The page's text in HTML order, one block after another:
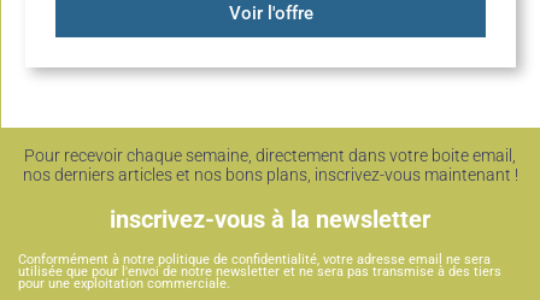
Voir l'offre
inscrivez-vous à la newsletter
Conformément à notre politique de confidentialité, votre adresse email ne sera
utilisée que pour l'envoi de notre newsletter et ne sera pas transmise à des tiers
pour une exploitation commerciale.
Pour recevoir chaque semaine, directement dans votre boite email,
nos derniers articles et nos bons plans, inscrivez-vous maintenant !